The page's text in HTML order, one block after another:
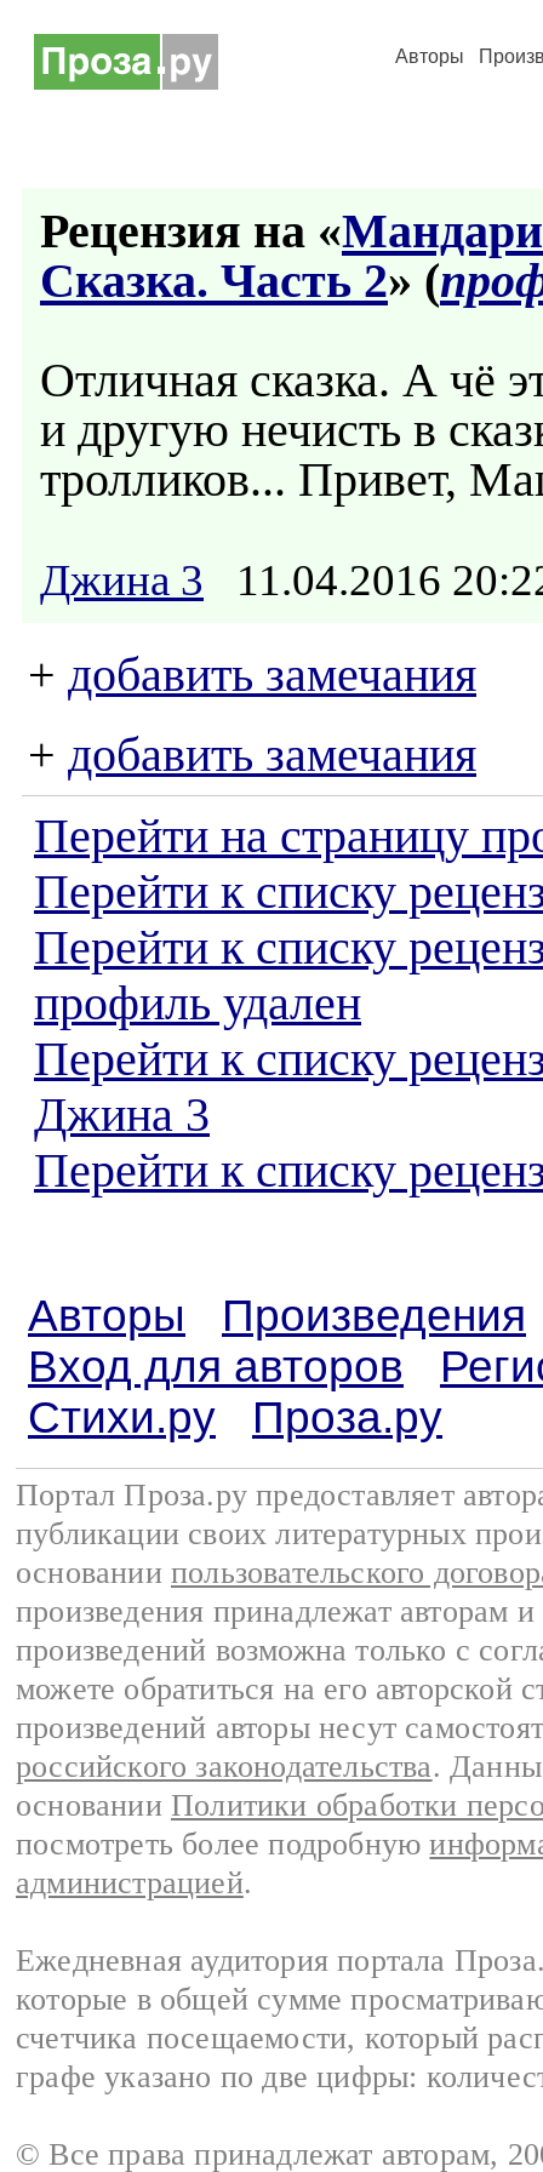
Авторы
Рецензия на «
Сказка. Часть 2» (
Отличная сказка. А чё
и другую нечисть в
тролликов... Привет,
Джина 3 11.04.2016
+ добавить замечания
+ добавить замечания
Перейти на страницу
Перейти к списку
Перейти к списку
профиль удален
Перейти к списку
Джина 3
Перейти к списку
Авторы
Произведения
Вход для авторов
Стихи.ру
Проза.ру
Портал Проза.ру предоставляет
публикации своих литературных
основании пользовательского
произведения принадлежат авторам
произведений возможна только с
можете обратиться на его авторской
произведений авторы несут
российского законодательства.
основании Политики обработки
посмотреть более подробную
администрацией.
Ежедневная аудитория портала
которые в общей сумме
счетчика посещаемости, который
графе указано по две цифры:
© Все права принадлежат авторам,